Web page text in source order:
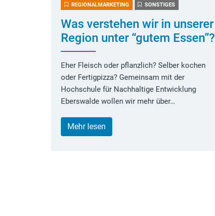
REGIONALMARKETING SONSTIGES
Was verstehen wir in unserer
Region unter “gutem Essen”?
Eher Fleisch oder pflanzlich? Selber kochen
oder Fertigpizza? Gemeinsam mit der
Hochschule für Nachhaltige Entwicklung
Eberswalde wollen wir mehr über…
Mehr lesen